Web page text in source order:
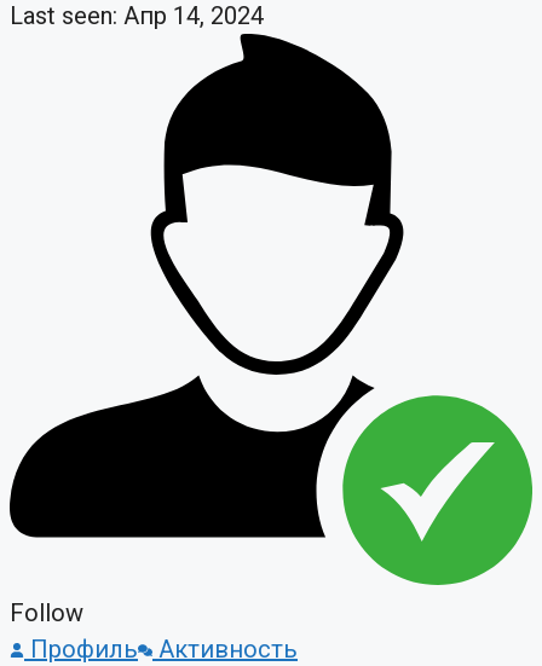
Last seen: Апр 14, 2024
Follow
Профиль
Активность